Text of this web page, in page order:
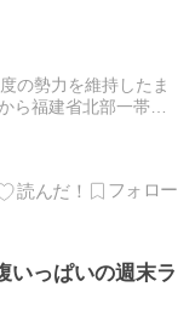
の勢力を維持したま
ら福建省北部一帯へ
いっぱいの週末ラ